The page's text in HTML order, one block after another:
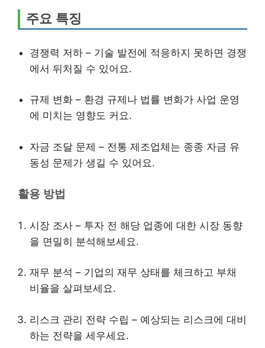
주요 특징
경쟁력 저하 – 기술 발전에 적응하지 못하면 경쟁
에서 뒤처질 수 있어요.
규제 변화 – 환경 규제나 법률 변화가 사업 운영
에 미치는 영향도 커요.
자금 조달 문제 – 전통 제조업체는 종종 자금 유
동성 문제가 생길 수 있어요.
활용 방법
시장 조사 – 투자 전 해당 업종에 대한 시장 동향
을 면밀히 분석해보세요.
재무 분석 – 기업의 재무 상태를 체크하고 부채
비율을 살펴보세요.
리스크 관리 전략 수립 – 예상되는 리스크에 대비
하는 전략을 세우세요.